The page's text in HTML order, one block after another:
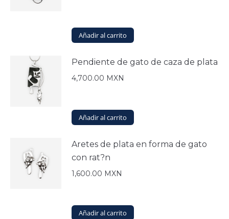
página
Añadir al carrito
Pendiente de gato de caza de plata
4,700.00 MXN
Añadir al carrito
Aretes de plata en forma de gato
con rat?n
1,600.00 MXN
Añadir al carrito